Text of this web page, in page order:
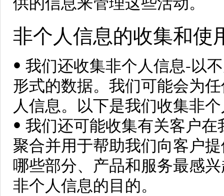
非个人信息的收集和使
• 我们还收集非个人信息-以
形式的数据。我们可能会为
人信息。以下是我们收集非
• 我们还可能收集有关客户
聚合并用于帮助我们向客户
哪些部分、产品和服务最感
非个人信息的目的。